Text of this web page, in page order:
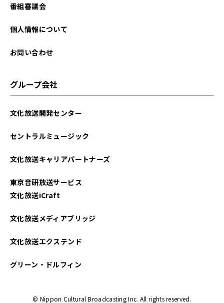
番組審議会
個人情報について
お問い合わせ
グループ会社
文化放送開発センター
セントラルミュージック
文化放送キャリアパートナーズ
東京音研放送サービス
文化放送iCraft
文化放送メディアブリッジ
文化放送エクステンド
グリーン・ドルフィン
© Nippon Cultural Broadcasting Inc. All rights reserved.